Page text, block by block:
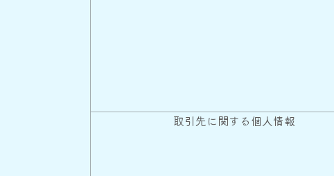
取引先に関する個人情報